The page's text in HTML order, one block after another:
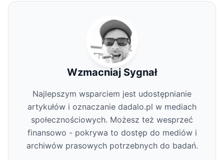
Wzmacniaj Sygnał
Najlepszym wsparciem jest udostępnianie
artykułów i oznaczanie dadalo.pl w mediach
społecznościowych. Możesz też wesprzeć
finansowo - pokrywa to dostęp do mediów i
archiwów prasowych potrzebnych do badań.